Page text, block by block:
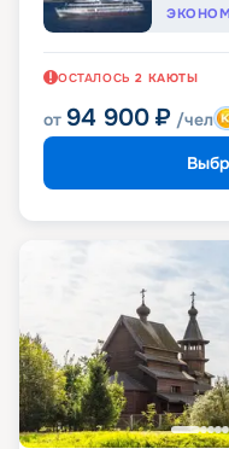
ЭКОНОМ
ОСТАЛОСЬ 2 КАЮТЫ
от 94 900 ₽ /чел